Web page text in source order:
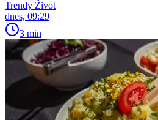
Trendy Život
dnes, 09:29
3 min